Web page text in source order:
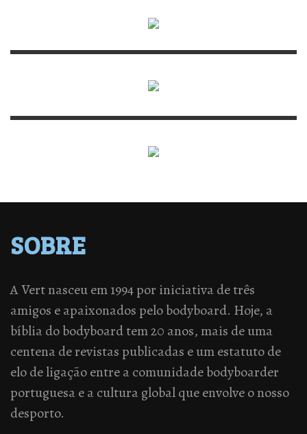
SOBRE
A Vert nasceu em 1994 por iniciativa de três
amigos e apaixonados pelo bodyboard. Hoje, a
bíblia do bodyboard tem 20 anos, mais de uma
centena de revistas publicadas e um estatuto de
elo de ligação entre a comunidade bodyboarder
portuguesa e a cultura global que envolve o nosso
desporto.